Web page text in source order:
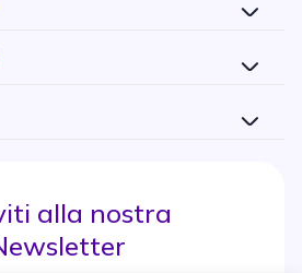
alla nostra